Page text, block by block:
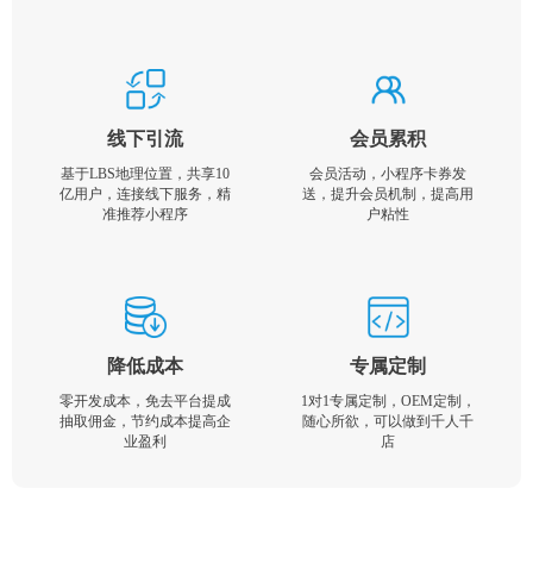
线下引流
基于LBS地理位置，共享10
亿用户，连接线下服务，精
准推荐小程序
会员累积
会员活动，小程序卡券发
送，提升会员机制，提高用
户粘性
降低成本
零开发成本，免去平台提成
抽取佣金，节约成本提高企
业盈利
专属定制
1对1专属定制，OEM定制，
随心所欲，可以做到千人千
店